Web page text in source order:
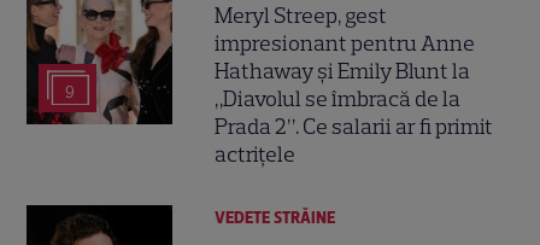
9
Meryl Streep, gest
impresionant pentru Anne
Hathaway și Emily Blunt la
„Diavolul se îmbracă de la
Prada 2”. Ce salarii ar fi primit
actrițele
VEDETE STRĂINE